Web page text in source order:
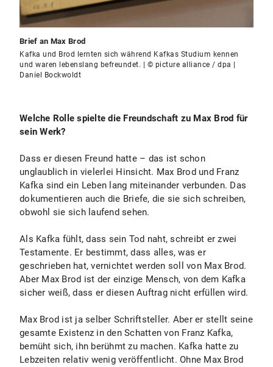
Brief an Max Brod
Kafka und Brod lernten sich während Kafkas Studium kennen
und waren lebenslang befreundet. | © picture alliance / dpa |
Daniel Bockwoldt
Welche Rolle spielte die Freundschaft zu Max Brod für
sein Werk?
Dass er diesen Freund hatte – das ist schon
unglaublich in vielerlei Hinsicht. Max Brod und Franz
Kafka sind ein Leben lang miteinander verbunden. Das
dokumentieren auch die Briefe, die sie sich schreiben,
obwohl sie sich laufend sehen.
Als Kafka fühlt, dass sein Tod naht, schreibt er zwei
Testamente. Er bestimmt, dass alles, was er
geschrieben hat, vernichtet werden soll von Max Brod.
Aber Max Brod ist der einzige Mensch, von dem Kafka
sicher weiß, dass er diesen Auftrag nicht erfüllen wird.
Max Brod ist ja selber Schriftsteller. Aber er stellt seine
gesamte Existenz in den Schatten von Franz Kafka,
bemüht sich, ihn berühmt zu machen. Kafka hatte zu
Lebzeiten relativ wenig veröffentlicht. Ohne Max Brod